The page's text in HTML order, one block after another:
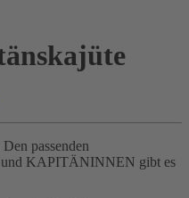
passenden
KAPITÄNINNEN gibt es